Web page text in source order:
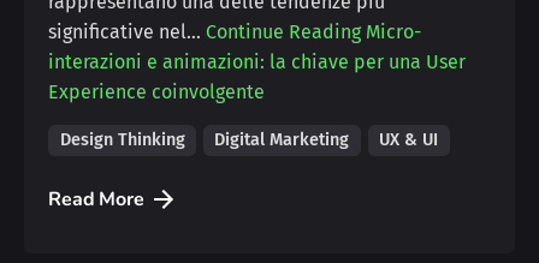
significative nel… Continue ReadingMicro-
interazioni e animazioni: la chiave per una User
Experience coinvolgente
Design Thinking Digital Marketing UX & UI
Read More